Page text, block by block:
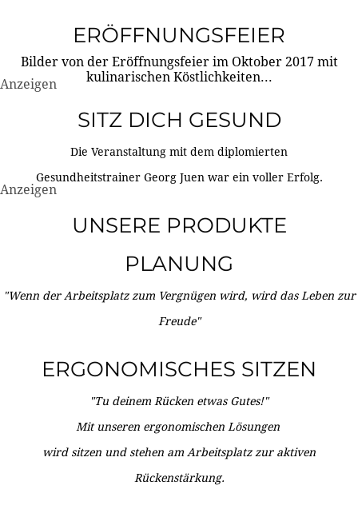
ERÖFFNUNGSFEIER
Bilder von der Eröffnungsfeier im Oktober 2017 mit
kulinarischen Köstlichkeiten...
Anzeigen
SITZ DICH GESUND
Die Veranstaltung mit dem diplomierten
Gesundheitstrainer Georg Juen war ein voller Erfolg.
Anzeigen
UNSERE PRODUKTE
PLANUNG
"Wenn der Arbeitsplatz zum Vergnügen wird, wird das Leben zur
Freude"
ERGONOMISCHES SITZEN
"Tu deinem Rücken etwas Gutes!"
Mit unseren ergonomischen Lösungen
wird sitzen und stehen am Arbeitsplatz zur aktiven
Rückenstärkung.